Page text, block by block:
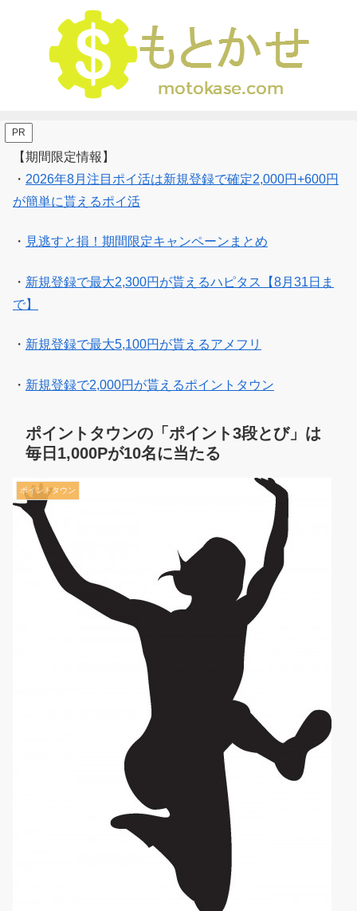
PR
【期間限定情報】
・ 2026年8月注目ポイ活は新規登録で確定2,000円+600円
が簡単に貰えるポイ活
・ 見逃すと損！期間限定キャンペーンまとめ
・ 新規登録で最大2,300円が貰えるハピタス【8月31日ま
で】
・ 新規登録で最大5,100円が貰えるアメフリ
・ 新規登録で2,000円が貰えるポイントタウン
ポイントタウンの「ポイント3段とび」は
毎日1,000Pが10名に当たる
ポイントタウン